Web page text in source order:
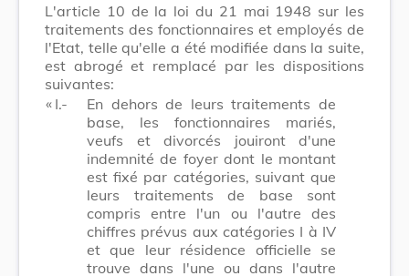
L'article 10 de la loi du 21 mai 1948 sur les
traitements des fonctionnaires et employés de
l'Etat, telle qu'elle a été modifiée dans la suite,
est abrogé et remplacé par les dispositions
suivantes:
​ « I.-
En dehors de leurs traitements de
base, les fonctionnaires mariés,
veufs et divorcés jouiront d'une
indemnité de foyer dont le montant
est fixé par catégories, suivant que
leurs traitements de base sont
compris entre l'un ou l'autre des
chiffres prévus aux catégories I à IV
et que leur résidence officielle se
trouve dans l'une ou dans l'autre